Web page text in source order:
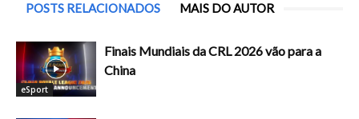
POSTS RELACIONADOS MAIS DO AUTOR
eSport
Finais Mundiais da CRL 2026 vão para a
China